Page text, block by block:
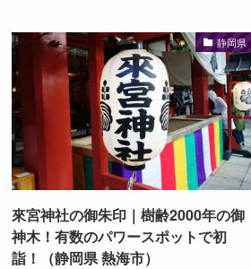
静岡県
來宮神社の御朱印｜樹齢2000年の御
神木！有数のパワースポットで初
詣！（静岡県 熱海市）